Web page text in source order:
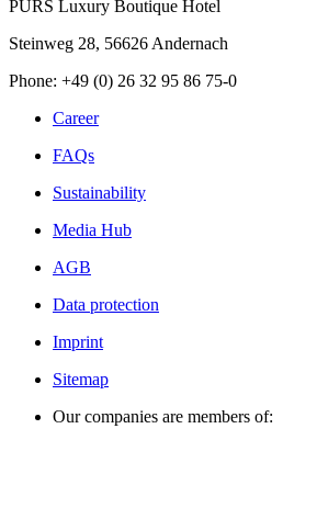
PURS Luxury Boutique Hotel
Steinweg 28, 56626 Andernach
Phone: +49 (0) 26 32 95 86 75-0
Career
FAQs
Sustainability
Media Hub
AGB
Data protection
Imprint
Sitemap
Our companies are members of: